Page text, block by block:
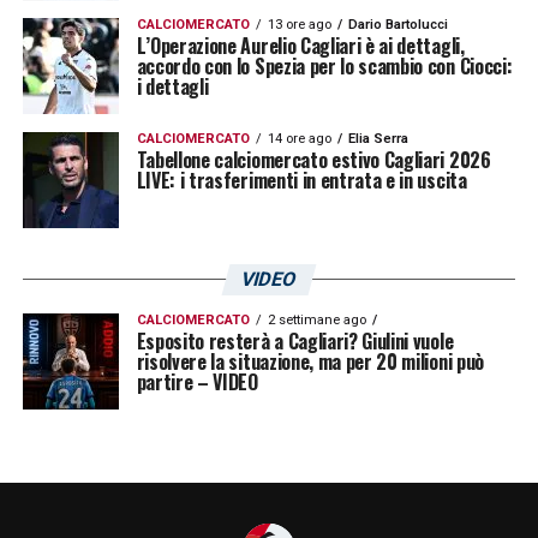
Dichiarazioni raccolte da Sergio Cadeddu
LA PLAYLIST DELLE NOSTRE TOP NEWS
CALCIOMERCATO 13 ore ago Dario Bartolucci
L’Operazione Aurelio Cagliari è ai dettagli,
accordo con lo Spezia per lo scambio con Ciocci:
i dettagli
CALCIOMERCATO 14 ore ago Elia Serra
Tabellone calciomercato estivo Cagliari 2026
LIVE: i trasferimenti in entrata e in uscita
VIDEO
CALCIOMERCATO 2 settimane ago
Esposito resterà a Cagliari? Giulini vuole
risolvere la situazione, ma per 20 milioni può
partire – VIDEO